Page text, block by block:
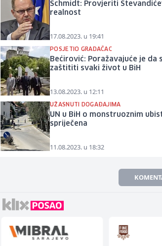
Schmidt: Provjeriti
realnost
17.08.2023. u 19:41
POSJETIO GRADAČAC
Bećirović: Poražavajuće je
zaštititi svaki život u BiH
13.08.2023. u 12:11
UŽASNUTI DOGAĐAJIMA
UN u BiH o monstruoznim
spriječena
11.08.2023. u 18:32